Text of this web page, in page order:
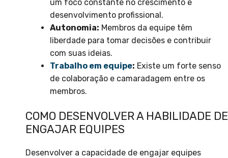
um foco constante no crescimento e
desenvolvimento profissional.
Autonomia: Membros da equipe têm
liberdade para tomar decisões e contribuir
com suas ideias.
Trabalho em equipe: Existe um forte senso
de colaboração e camaradagem entre os
membros.
COMO DESENVOLVER A HABILIDADE DE
ENGAJAR EQUIPES
Desenvolver a capacidade de engajar equipes